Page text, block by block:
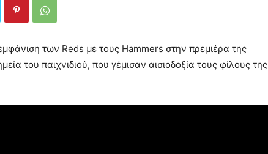
των Reds με τους Hammers στην πρεμιέρα της
του παιχνιδιού, που γέμισαν αισιοδοξία τους φίλους της